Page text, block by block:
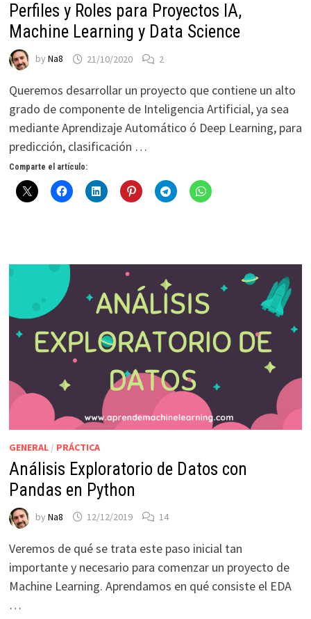
Perfiles y Roles para Proyectos IA,
Machine Learning y Data Science
by Na8 21/10/2020 2
Queremos desarrollar un proyecto que contiene un alto
grado de componente de Inteligencia Artificial, ya sea
mediante Aprendizaje Automático ó Deep Learning, para
predicción, clasificación …
Comparte el artículo:
GENERAL/ PRÁCTICA
Análisis Exploratorio de Datos con
Pandas en Python
by Na8 12/12/2019 14
Veremos de qué se trata este paso inicial tan
importante y necesario para comenzar un proyecto de
Machine Learning. Aprendamos en qué consiste el EDA
…